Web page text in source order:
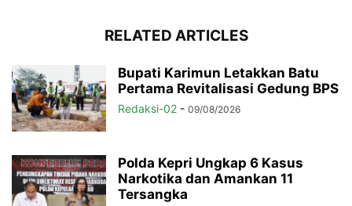
RELATED ARTICLES
Bupati Karimun Letakkan Batu
Pertama Revitalisasi Gedung BPS
Redaksi-02 - 09/08/2026
Polda Kepri Ungkap 6 Kasus
Narkotika dan Amankan 11
Tersangka